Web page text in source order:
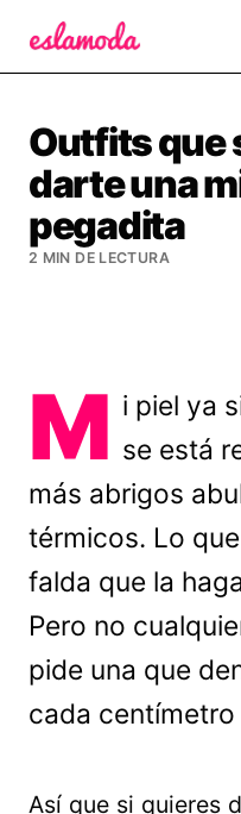
Outfits que
darte una
pegadita
2 MIN DE LECTURA
M i piel ya
se está
más abrigos
térmicos. Lo
falda que la
Pero no
pide una que
cada centímetro
Así que si quieres